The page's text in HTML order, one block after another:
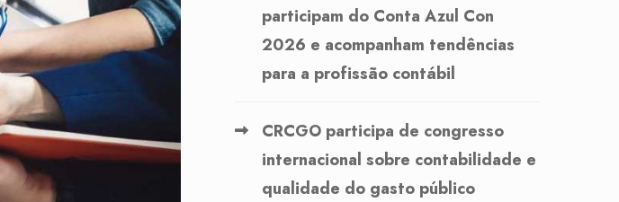
participam do Conta Azul Con
2026 e acompanham tendências
para a profissão contábil
CRCGO participa de congresso
internacional sobre contabilidade e
qualidade do gasto público